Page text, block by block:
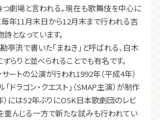
劇場と言われる。現在も歌舞伎を中心に
毎年11月末日から12月末まで行われる吉
となっています。
亭流で書いた「まねき」と呼ばれる、白木
らりと並べられることでも有名です。
ートの公演が行われ1992年（平成4年）
ドラゴン・クエスト」（SMAP主演）が制作
）には52年ぶりにOSK日本歌劇団のレビ
重んじる一方で新たな試みも行われてい